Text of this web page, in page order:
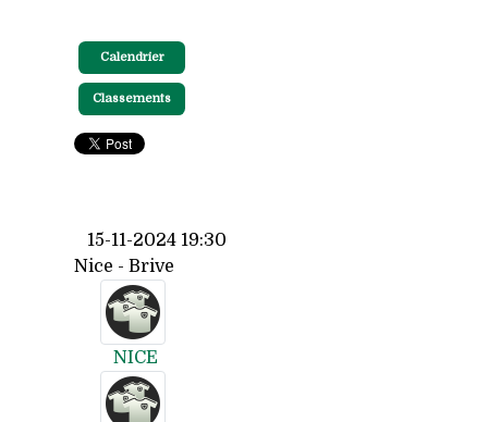
Calendrier
Classements
15-11-2024 19:30
Nice - Brive
NICE